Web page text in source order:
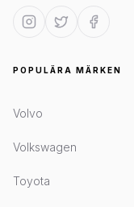
POPULÄRA MÄRKEN
Volvo
Volkswagen
Toyota